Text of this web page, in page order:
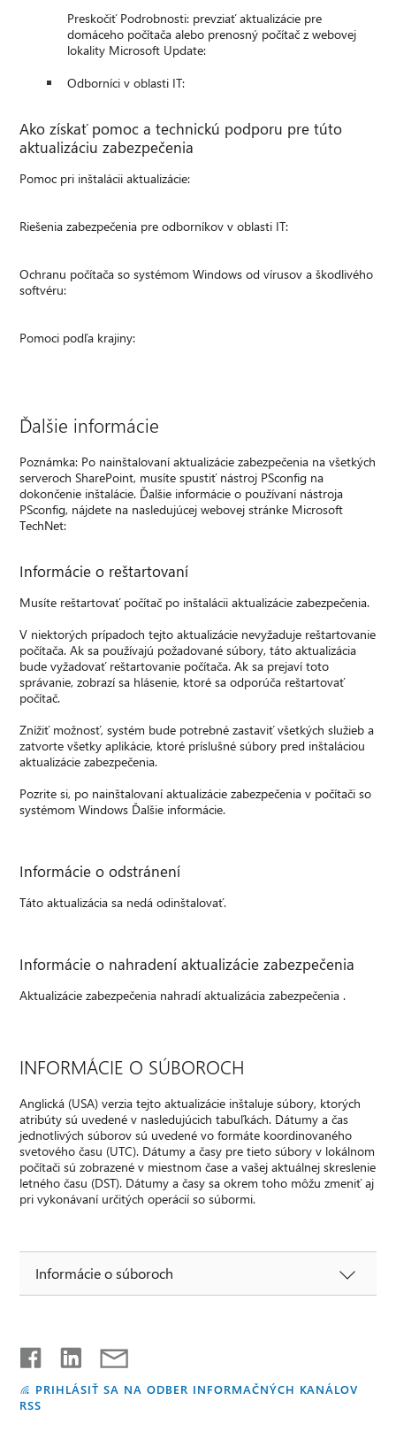
Preskočiť Podrobnosti: prevziať aktualizácie pre
domáceho počítača alebo prenosný počítač z webovej
lokality Microsoft Update:
Odborníci v oblasti IT:
Ako získať pomoc a technickú podporu pre túto
aktualizáciu zabezpečenia
Pomoc pri inštalácii aktualizácie:
Riešenia zabezpečenia pre odborníkov v oblasti IT:
Ochranu počítača so systémom Windows od vírusov a škodlivého
softvéru:
Pomoci podľa krajiny:
Ďalšie informácie
Poznámka: Po nainštalovaní aktualizácie zabezpečenia na všetkých
serveroch SharePoint, musíte spustiť nástroj PSconfig na
dokončenie inštalácie. Ďalšie informácie o používaní nástroja
PSconfig, nájdete na nasledujúcej webovej stránke Microsoft
TechNet:
Informácie o reštartovaní
Musíte reštartovať počítač po inštalácii aktualizácie zabezpečenia.
V niektorých prípadoch tejto aktualizácie nevyžaduje reštartovanie
počítača. Ak sa používajú požadované súbory, táto aktualizácia
bude vyžadovať reštartovanie počítača. Ak sa prejaví toto
správanie, zobrazí sa hlásenie, ktoré sa odporúča reštartovať
počítač.
Znížiť možnosť, systém bude potrebné zastaviť všetkých služieb a
zatvorte všetky aplikácie, ktoré príslušné súbory pred inštaláciou
aktualizácie zabezpečenia.
Pozrite si, po nainštalovaní aktualizácie zabezpečenia v počítači so
systémom Windows Ďalšie informácie.
Informácie o odstránení
Táto aktualizácia sa nedá odinštalovať.
Informácie o nahradení aktualizácie zabezpečenia
Aktualizácie zabezpečenia nahradí aktualizácia zabezpečenia .
INFORMÁCIE O SÚBOROCH
Anglická (USA) verzia tejto aktualizácie inštaluje súbory, ktorých
atribúty sú uvedené v nasledujúcich tabuľkách. Dátumy a čas
jednotlivých súborov sú uvedené vo formáte koordinovaného
svetového času (UTC). Dátumy a časy pre tieto súbory v lokálnom
počítači sú zobrazené v miestnom čase a vašej aktuálnej skreslenie
letného času (DST). Dátumy a časy sa okrem toho môžu zmeniť aj
pri vykonávaní určitých operácií so súbormi.
Informácie o súboroch
PRIHLÁSIŤ SA NA ODBER INFORMAČNÝCH KANÁLOV
RSS